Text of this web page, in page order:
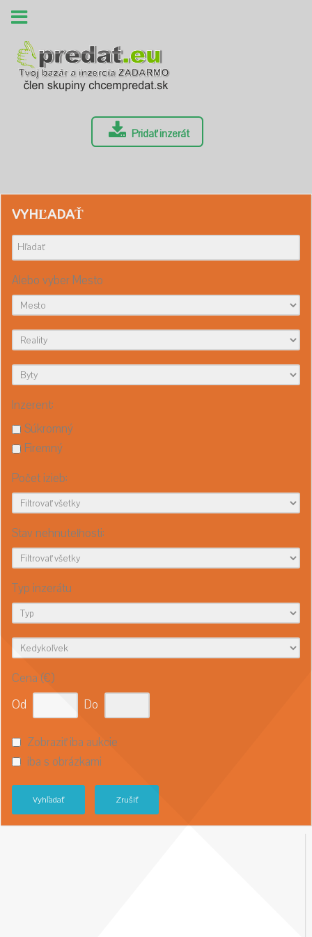
Pridať inzerát
VYHĽADAŤ
Alebo vyber Mesto
Inzerent:
Súkromný
Firemný
Počet izieb:
Stav nehnuteľnosti:
Typ inzerátu
Cena (€)
Od
Do
Zobraziť iba aukcie
iba s obrázkami
Vyhľadať Zrušiť